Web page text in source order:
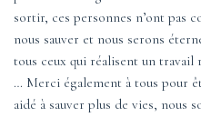
sortir, ces personnes n’ont pas
nous sauver et nous serons
tous ceux qui réalisent un travail
… Merci également à tous pour
aidé à sauver plus de vies, nous